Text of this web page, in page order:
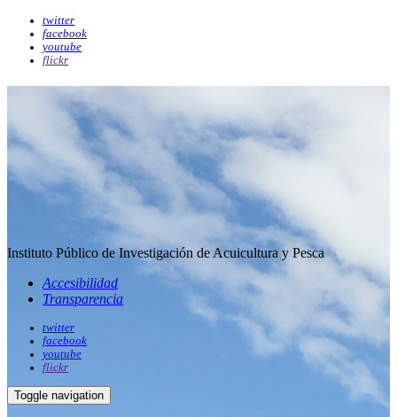
twitter
facebook
youtube
flickr
Instituto Público de Investigación de Acuicultura y Pesca
Accesibilidad
Transparencia
twitter
facebook
youtube
flickr
Toggle navigation